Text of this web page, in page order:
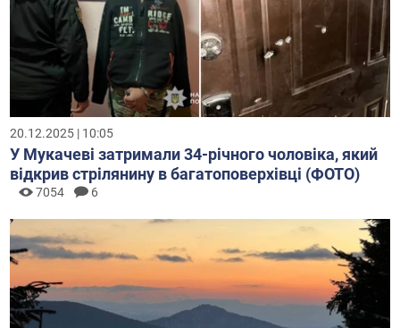
20.12.2025 | 10:05
У Мукачеві затримали 34-річного чоловіка, який
відкрив стрілянину в багатоповерхівці (ФОТО)
7054 6